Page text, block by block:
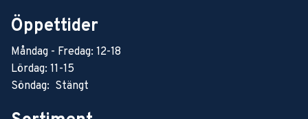
Öppettider
Måndag - Fredag: 12-18
Lördag: 11-15
Söndag: Stängt